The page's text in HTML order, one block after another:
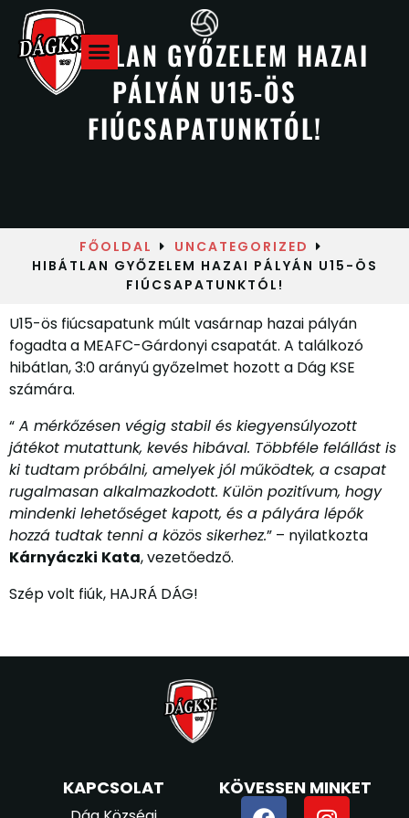
HIBÁTLAN GYŐZELEM HAZAI
PÁLYÁN U15-ÖS
FIÚCSAPATUNKTÓL!
FŐOLDAL
UNCATEGORIZED
HIBÁTLAN GYŐZELEM HAZAI PÁLYÁN U15-ÖS
FIÚCSAPATUNKTÓL!
U15-ös fiúcsapatunk múlt vasárnap hazai pályán
fogadta a MEAFC-Gárdonyi csapatát. A találkozó
hibátlan, 3:0 arányú győzelmet hozott a Dág KSE
számára.
“ A mérkőzésen végig stabil és kiegyensúlyozott
játékot mutattunk, kevés hibával. Többféle felállást is
ki tudtam próbálni, amelyek jól működtek, a csapat
rugalmasan alkalmazkodott. Külön pozitívum, hogy
mindenki lehetőséget kapott, és a pályára lépők
hozzá tudtak tenni a közös sikerhez.” – nyilatkozta
Kárnyáczki Kata, vezetőedző.
Szép volt fiúk, HAJRÁ DÁG!
KAPCSOLAT KÖVESSEN MINKET